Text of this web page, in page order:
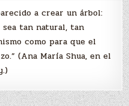
a crear un árbol:
tan natural, tan
como para que el
(Ana María Shua, en el